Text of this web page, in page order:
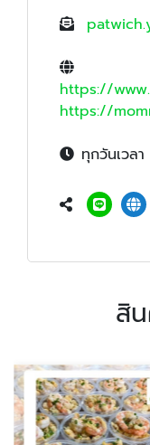
https://
https://
ทุกวันเวล
สิ